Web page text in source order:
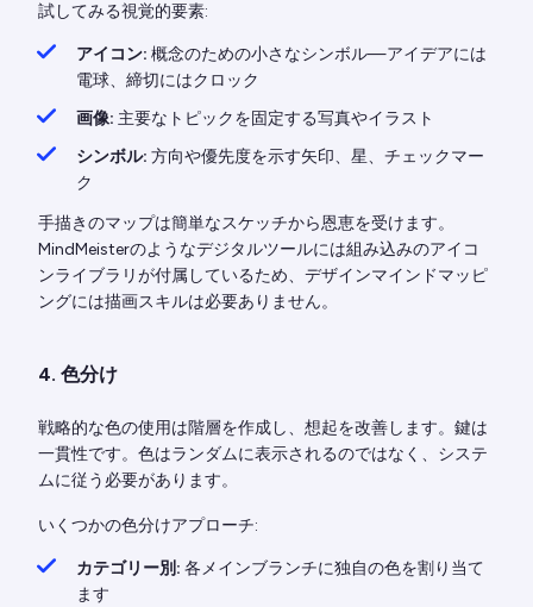
試してみる視覚的要素:
アイコン: 概念のための小さなシンボル—アイデアには
電球、締切にはクロック
画像: 主要なトピックを固定する写真やイラスト
シンボル: 方向や優先度を示す矢印、星、チェックマー
ク
手描きのマップは簡単なスケッチから恩恵を受けます。
MindMeisterのようなデジタルツールには組み込みのアイコ
ンライブラリが付属しているため、デザインマインドマッピ
ングには描画スキルは必要ありません。
4. 色分け
戦略的な色の使用は階層を作成し、想起を改善します。鍵は
一貫性です。色はランダムに表示されるのではなく、システ
ムに従う必要があります。
いくつかの色分けアプローチ:
カテゴリー別: 各メインブランチに独自の色を割り当て
ます